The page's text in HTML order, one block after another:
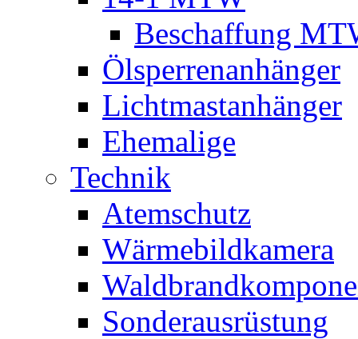
Beschaffung
Ölsperrenanhänger
Lichtmastanhänger
Ehemalige
Technik
Atemschutz
Wärmebildkamera
Sonderausrüstung